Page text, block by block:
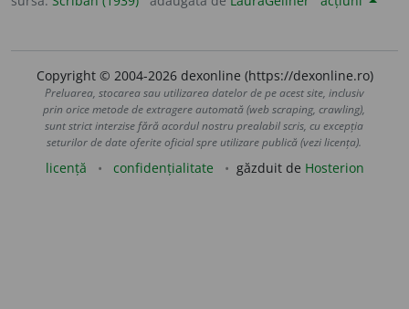
Copyright © 2004-2026 dexonline (https://dexonline.ro)
Preluarea, stocarea sau utilizarea datelor de pe acest site, inclusiv
prin orice metode de extragere automată (web scraping, crawling),
sunt strict interzise fără acordul nostru prealabil scris, cu excepția
seturilor de date oferite oficial spre utilizare publică (vezi licența).
licență confidențialitate găzduit de Hosterion